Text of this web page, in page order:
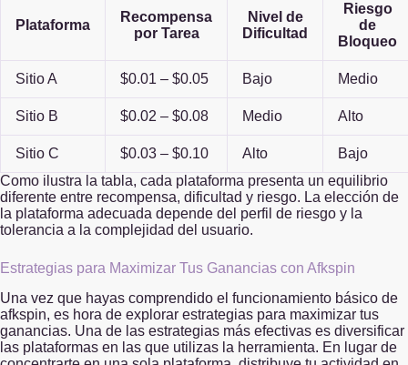
Plataforma
Recompensa
por Tarea
Nivel de
Dificultad
Riesgo
de
Bloqueo
Sitio A $0.01 – $0.05 Bajo Medio
Sitio B $0.02 – $0.08 Medio Alto
Sitio C $0.03 – $0.10 Alto
Bajo
Como ilustra la tabla, cada plataforma presenta un equilibrio
diferente entre recompensa, dificultad y riesgo. La elección de
la plataforma adecuada depende del perfil de riesgo y la
tolerancia a la complejidad del usuario.
Estrategias para Maximizar Tus Ganancias con Afkspin
Una vez que hayas comprendido el funcionamiento básico de
afkspin, es hora de explorar estrategias para maximizar tus
ganancias. Una de las estrategias más efectivas es diversificar
las plataformas en las que utilizas la herramienta. En lugar de